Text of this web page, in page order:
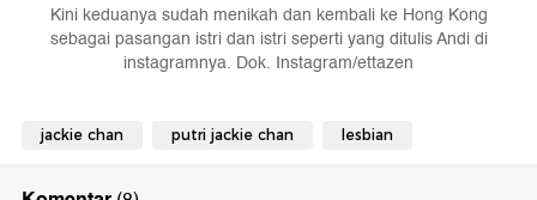
Kini keduanya sudah menikah dan kembali ke Hong Kong
sebagai pasangan istri dan istri seperti yang ditulis Andi di
instagramnya. Dok. Instagram/ettazen
jackie chan putri jackie chan lesbian